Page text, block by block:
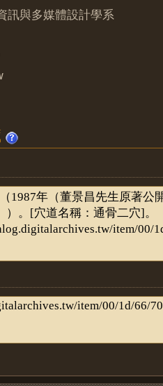
訊與多媒體設計學系